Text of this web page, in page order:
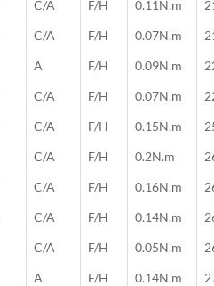
C/A F/H 0.11N.m
C/A F/H 0.07N.m
A F/H 0.09N.m
C/A F/H 0.07N.m
C/A F/H 0.15N.m
C/A F/H 0.2N.m
C/A F/H 0.16N.m
C/A F/H 0.14N.m
C/A F/H 0.05N.m
A F/H 0.14N.m